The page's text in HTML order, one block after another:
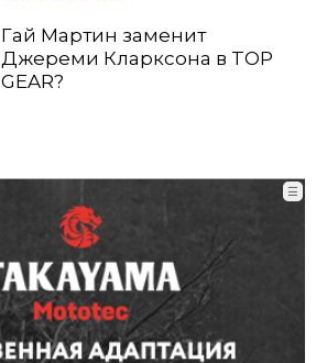
Гай Мартин заменит
Джереми Кларксона в TOP
GEAR?
☰